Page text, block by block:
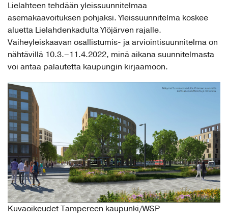
Lielahteen tehdään yleissuunnitelmaa
asemakaavoituksen pohjaksi. Yleissuunnitelma koskee
aluetta Lielahdenkadulta Ylöjärven rajalle.
Vaiheyleiskaavan osallistumis- ja arviointisuunnitelma on
nähtävillä 10.3.–11.4.2022, minä aikana suunnitelmasta
voi antaa palautetta kaupungin kirjaamoon.
Kuvaoikeudet Tampereen kaupunki/WSP